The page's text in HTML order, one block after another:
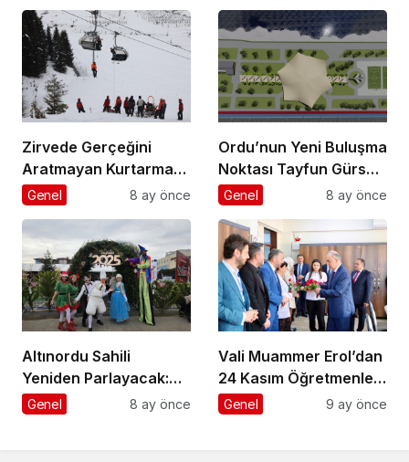
Zirvede Gerçeğini
Aratmayan Kurtarma
Tatbikatı
Genel 8 ay önce
Ordu’nun Yeni Buluşma
Noktası Tayfun Gürsoy
Parkı Oluyor
Genel 8 ay önce
Altınordu Sahili
Yeniden Parlayacak:
Yeni Yıl Pazarı Bu Yıl da
Genel 8 ay önce
Vali Muammer Erol’dan
24 Kasım Öğretmenler
Günü Ziyareti
Genel 9 ay önce